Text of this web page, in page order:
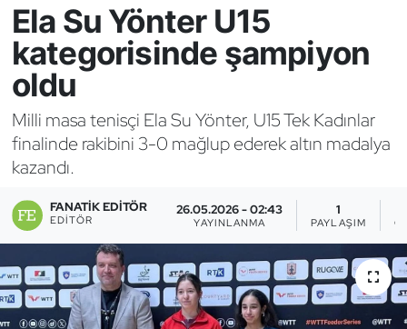
Ela Su Yönter U15
kategorisinde şampiyon
oldu
Milli masa tenisçi Ela Su Yönter, U15 Tek Kadınlar
finalinde rakibini 3-0 mağlup ederek altın madalya
kazandı.
FANATIK EDITÖR
EDITÖR
26.05.2026 - 02:43
YAYINLANMA
1
PAYLAŞIM
Binicilik
Bisiklet
Bocce Bowling Dart
Boks
Briç
Buz Hokeyi
Buz Pateni